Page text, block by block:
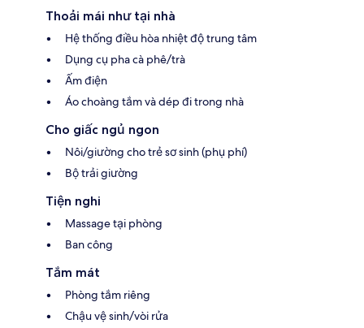
Thoải mái như tại nhà
Hệ thống điều hòa nhiệt độ trung tâm
Dụng cụ pha cà phê/trà
Ấm điện
Áo choàng tắm và dép đi trong nhà
Cho giấc ngủ ngon
Nôi/giường cho trẻ sơ sinh (phụ phí)
Bộ trải giường
Tiện nghi
Massage tại phòng
Ban công
Tắm mát
Phòng tắm riêng
Chậu vệ sinh/vòi rửa